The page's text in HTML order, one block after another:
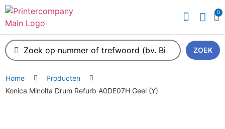
0
ZOEK
Home
Producten
Konica Minolta Drum Refurb A0DE07H Geel (Y)